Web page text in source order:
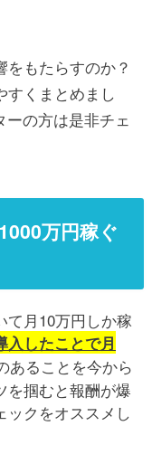
もたらすのか？
すくまとめまし
の方は是非チェ
万円稼ぐ
て月10万円しか稼
入したことで月
あることを今から
を掴むと報酬が爆
ックをオススメし